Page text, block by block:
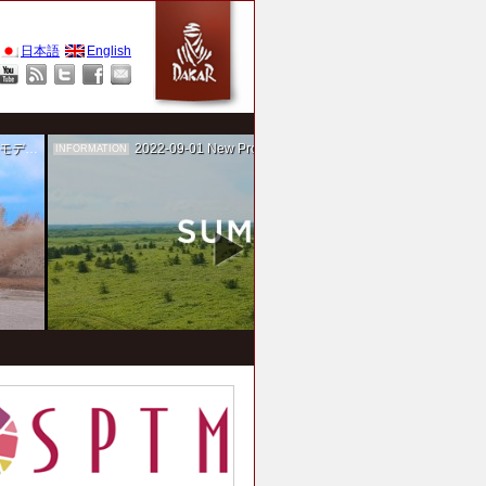
日本語 English
担当 INFORMATION 2022-09-01 New Project！ 未来SUMIKA実験箱